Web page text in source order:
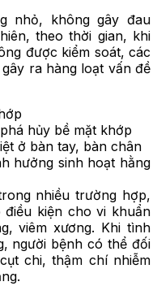
nhỏ, không gây đau
theo thời gian, khi
được kiểm soát, các
ra hàng loạt vấn đề
hủy bề mặt khớp
ở bàn tay, bàn chân
hưởng sinh hoạt hằng
nhiều trường hợp,
kiện cho vi khuẩn
viêm xương. Khi tình
người bệnh có thể đối
chi, thậm chí nhiễm